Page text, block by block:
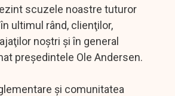
scuzele noastre tuturor
ultimul rând, clienţilor,
noştri şi în general
preşedintele Ole Andersen.
şi comunitatea